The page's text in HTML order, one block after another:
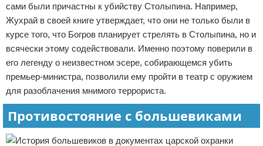
сами были причастны к убийству Столыпина. Например,
Жухрай в своей книге утверждает, что они не только были в
курсе того, что Богров планирует стрелять в Столыпина, но и
всячески этому содействовали. Именно поэтому поверили в
его легенду о неизвестном эсере, собирающемся убить
премьер-министра, позволили ему пройти в театр с оружием
для разоблачения мнимого террориста.
Противостояние с большевиками